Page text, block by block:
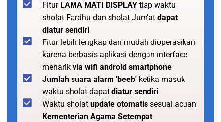
Fitur LAMA MATI DISPLAY tiap waktu
sholat Fardhu dan sholat Jum’at dapat
diatur sendiri
Fitur lebih lengkap dan mudah dioperasikan
karena berbasis aplikasi dengan interface
menarik via wifi android smartphone
Jumlah suara alarm 'beeb' ketika masuk
waktu sholat dapat diatur sendiri
Waktu sholat update otomatis sesuai acuan
Kementerian Agama Setempat